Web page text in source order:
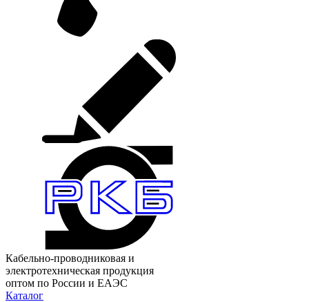
Кабельно-проводниковая и
электротехническая продукция
оптом по России и ЕАЭС
Каталог